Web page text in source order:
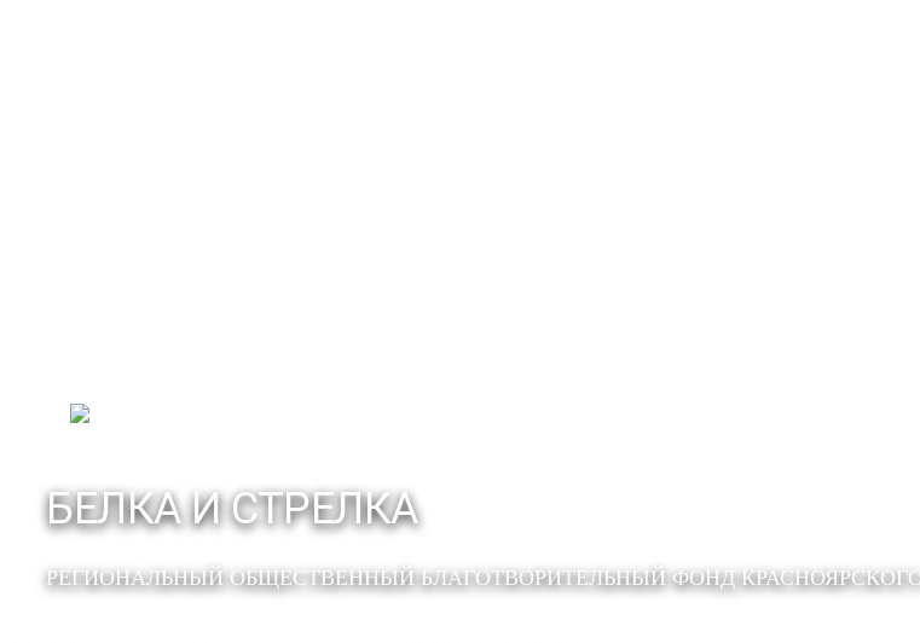
БЕЛКА И СТРЕЛКА
РЕГИОНАЛЬНЫЙ ОБЩЕСТВЕННЫЙ БЛАГОТВОРИТЕЛЬНЫЙ ФОНД